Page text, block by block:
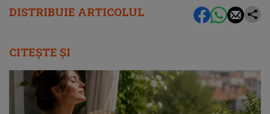
DISTRIBUIE ARTICOLUL
CITEȘTE ȘI